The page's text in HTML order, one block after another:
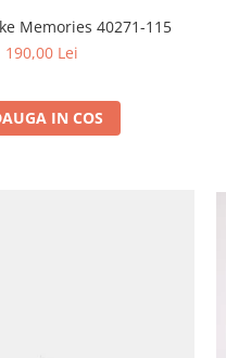
Memories 40271-115
190,00 Lei
IN COS